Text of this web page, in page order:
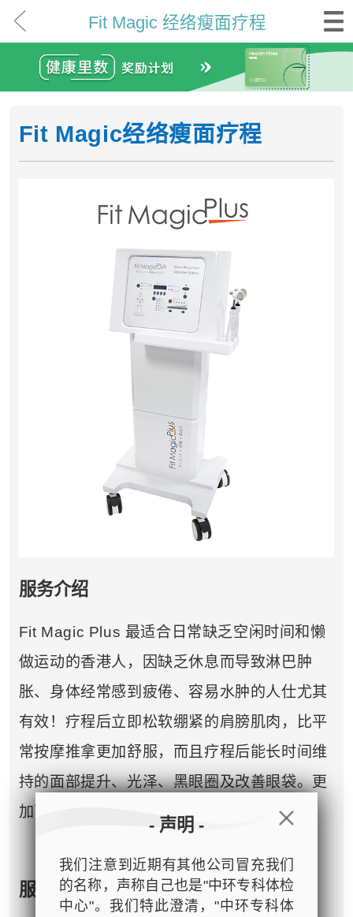
Fit Magic 经络瘦面疗程
Fit Magic经络瘦面疗程
服务介绍
Fit Magic Plus 最适合日常缺乏空闲时间和懒
做运动的香港人，因缺乏休息而导致淋巴肿
胀、身体经常感到疲倦、容易水肿的人仕尤其
有效！疗程后立即松软绷紧的肩膀肌肉，比平
常按摩推拿更加舒服，而且疗程后能长时间维
持的面部提升、光泽、黑眼圈及改善眼袋。更
加可以瘦面提升，保证一试难忘，仿如再生！
服务功效
- 声明 -
我们注意到近期有其他公司冒充我们
的名称，声称自己也是"中环专科体检
中心"。我们特此澄清，"中环专科体